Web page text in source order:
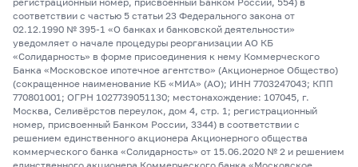
соответствии с частью 5 статьи 23 Федерального закона от
02.12.1990 № 395-1 «О банках и банковской деятельности»
уведомляет о начале процедуры реорганизации АО КБ
«Солидарность» в форме присоединения к нему Коммерческого
Банка «Московское ипотечное агентство» (Акционерное Общество)
(сокращенное наименование КБ «МИА» (АО); ИНН 7703247043; КПП
770801001; ОГРН 1027739051130; местонахождение: 107045, г.
Москва, Селивёрстов переулок, дом 4, стр. 1; регистрационный
номер, присвоенный Банком России, 3344) в соответствии с
решением единственного акционера Акционерного общества
коммерческого банка «Солидарность» от 15.06.2020 № 2 и решением